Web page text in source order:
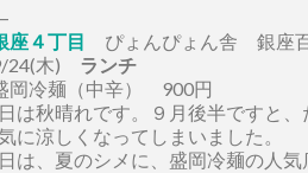
座４丁目
ぴょんぴょん舎 銀座
24(木) ランチ
岡冷麺（中辛） 900円
は秋晴れです。９月後半ですと
に涼しくなってしまいました。
は、夏のシメに、盛岡冷麺の人